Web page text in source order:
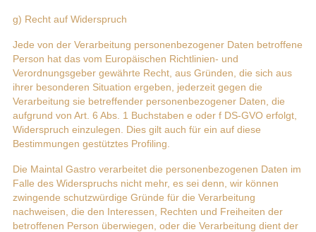
g) Recht auf Widerspruch
Jede von der Verarbeitung personenbezogener Daten betroffene
Person hat das vom Europäischen Richtlinien- und
Verordnungsgeber gewährte Recht, aus Gründen, die sich aus
ihrer besonderen Situation ergeben, jederzeit gegen die
Verarbeitung sie betreffender personenbezogener Daten, die
aufgrund von Art. 6 Abs. 1 Buchstaben e oder f DS-GVO erfolgt,
Widerspruch einzulegen. Dies gilt auch für ein auf diese
Bestimmungen gestütztes Profiling.
Die Maintal Gastro verarbeitet die personenbezogenen Daten im
Falle des Widerspruchs nicht mehr, es sei denn, wir können
zwingende schutzwürdige Gründe für die Verarbeitung
nachweisen, die den Interessen, Rechten und Freiheiten der
betroffenen Person überwiegen, oder die Verarbeitung dient der